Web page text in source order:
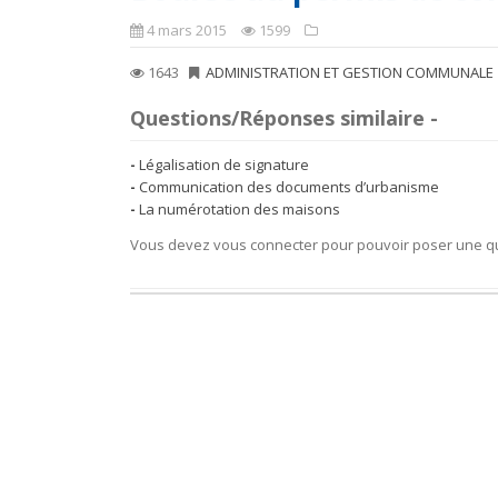
4 mars 2015 1599
1643 ADMINISTRATION ET GESTION COMMUNALE
Questions/Réponses similaire -
Légalisation de signature
Communication des documents d’urbanisme
La numérotation des maisons
Vous devez vous connecter pour pouvoir poser une